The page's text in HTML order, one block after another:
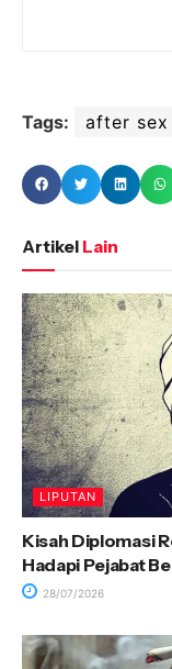
Tags: after sex
Artikel Lain
LIPUTAN
Kisah Diplomasi
Hadapi Pejabat
28/07/2026